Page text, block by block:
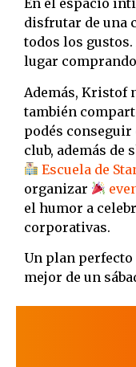
En el espacio
disfrutar de una
todos los
lugar
Además, Kristof
también
podés conseguir
club, además de
Escuela de
organizar
el humor a
corporativas.
Un plan
mejor de un